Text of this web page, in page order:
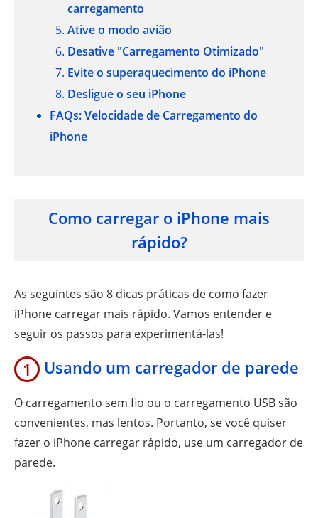
carregamento
Ative o modo avião
Desative "Carregamento Otimizado"
Evite o superaquecimento do iPhone
Desligue o seu iPhone
FAQs: Velocidade de Carregamento do
iPhone
Como carregar o iPhone mais
rápido?
As seguintes são 8 dicas práticas de como fazer
iPhone carregar mais rápido. Vamos entender e
seguir os passos para experimentá-las!
1 Usando um carregador de parede
O carregamento sem fio ou o carregamento USB são
convenientes, mas lentos. Portanto, se você quiser
fazer o iPhone carregar rápido, use um carregador de
parede.